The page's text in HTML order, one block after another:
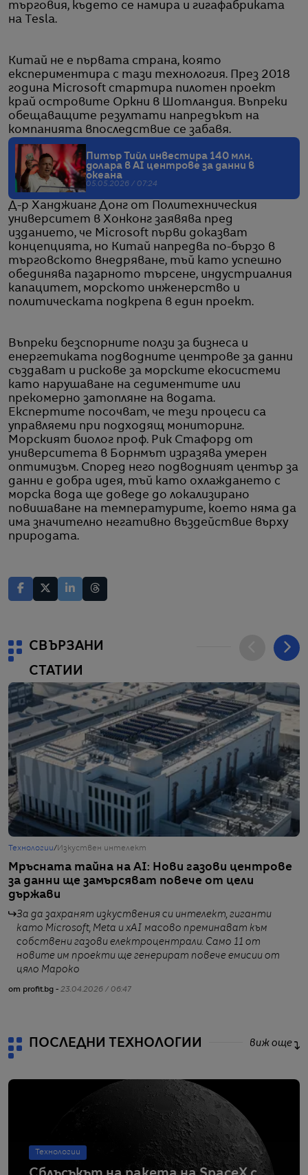
търговия, където се намира и гигафабриката
на Tesla.
Китай не е първата страна, която
експериментира с тази технология. През 2018
година Microsoft стартира пилотен проект
край островите Оркни в Шотландия. Въпреки
обещаващите резултати напредъкът на
компанията впоследствие се забавя.
Питър Тийл инвестира 140 млн.
долара в AI центрове за данни в
океана
05.05.2026 / 07:24
Д-р Ханджианг Донг от Политехническия
университет в Хонконг заявява пред
изданието, че Microsoft първи доказват
концепцията, но Китай напредва по-бързо в
търговското внедряване, тъй като успешно
обединява пазарното търсене, индустриалния
капацитет, морското инженерство и
политическата подкрепа в един проект.
Въпреки безспорните ползи за бизнеса и
енергетиката подводните центрове за данни
създават и рискове за морските екосистеми
като нарушаване на седиментите или
прекомерно затопляне на водата.
Експертите посочват, че тези процеси са
управляеми при подходящ мониторинг.
Морският биолог проф. Рик Стафорд от
университета в Борнмът изразява умерен
оптимизъм. Според него подводният център за
данни е добра идея, тъй като охлаждането с
морска вода ще доведе до локализирано
повишаване на температурите, което няма да
има значително негативно въздействие върху
природата.
СВЪРЗАНИ
СТАТИИ
Технологии/Изкуствен интелект
Мръсната тайна на AI: Нови газови центрове
за данни ще замърсяват повече от цели
държави
За да захранят изкуствения си интелект, гиганти
като Microsoft, Meta и xAI масово преминават към
собствени газови електроцентрали. Само 11 от
новите им проекти ще генерират повече емисии от
цяло Мароко
от profit.bg - 23.04.2026 / 06:47
ПОСЛЕДНИ ТЕХНОЛОГИИ виж още
Технологии